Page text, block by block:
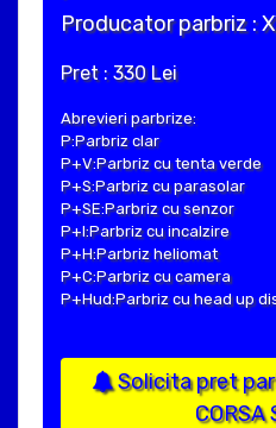
Producator parbriz :
Pret : 330 Lei
Abrevieri parbrize:
P:Parbriz clar
P+V:Parbriz cu tenta verde
P+S:Parbriz cu parasolar
P+SE:Parbriz cu senzor
P+I:Parbriz cu incalzire
P+H:Parbriz heliomat
P+C:Parbriz cu camera
P+Hud:Parbriz cu head up
Solicita pret
CORSA